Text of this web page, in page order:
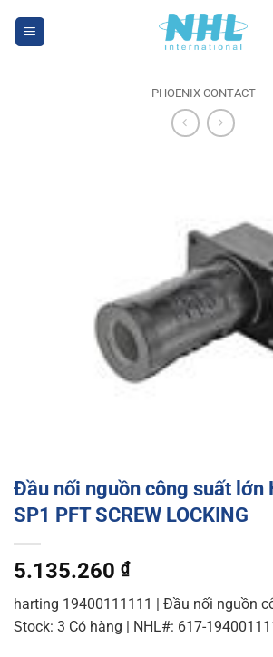
PHOENIX CONTACT
Đầu nối nguồn công suất lớn
SP1 PFT SCREW LOCKING
5.135.260 ₫
harting 19400111111 | Đầu nối nguồn
Stock: 3 Có hàng | NHL#: 617-